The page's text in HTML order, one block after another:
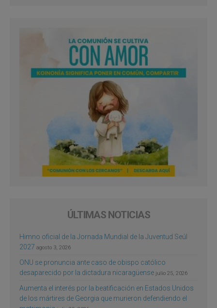
ÚLTIMAS NOTICIAS
Himno oficial de la Jornada Mundial de la Juventud Seúl
2027 agosto 3, 2026
ONU se pronuncia ante caso de obispo católico
desaparecido por la dictadura nicaragüense julio 25, 2026
Aumenta el interés por la beatificación en Estados Unidos
de los mártires de Georgia que murieron defendiendo el